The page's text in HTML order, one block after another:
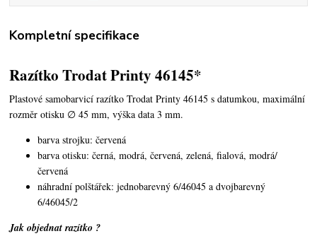
Kompletní specifikace
Razítko Trodat Printy 46145*
Plastové samobarvicí razítko Trodat Printy 46145 s datumkou,maximální
rozměr otisku ∅ 45 mm, výška data 3 mm.
barva strojku: červená
barva otisku: černá, modrá, červená, zelená, fialová, modrá/
červená
náhradní polštářek: jednobarevný 6/46045 a dvojbarevný
6/46045/2
Jak objednat razítko ?